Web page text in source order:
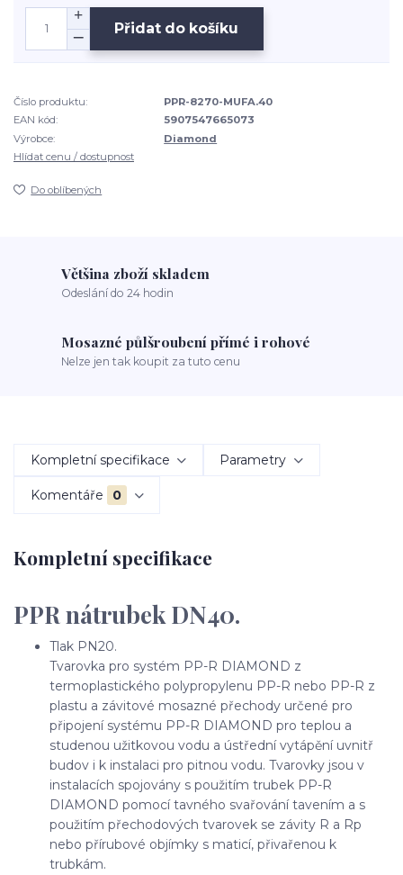
Přidat do košíku
Číslo produktu:
PPR-8270-MUFA.40
EAN kód:
5907547665073
Výrobce:
Diamond
Hlídat cenu / dostupnost
Do oblíbených
Většina zboží skladem
Odeslání do 24 hodin
Mosazné půlšroubení přímé i rohové
Nelze jen tak koupit za tuto cenu
Kompletní specifikace Parametry
Komentáře 0
Kompletní specifikace
PPR nátrubek DN40.
Tlak PN20.
Tvarovka pro systém PP-R DIAMOND z
termoplastického polypropylenu PP-R nebo PP-R z
plastu a závitové mosazné přechody určené pro
připojení systému PP-R DIAMOND pro teplou a
studenou užitkovou vodu a ústřední vytápění uvnitř
budov i k instalaci pro pitnou vodu. Tvarovky jsou v
instalacích spojovány s použitím trubek PP-R
DIAMOND pomocí tavného svařování tavením a s
použitím přechodových tvarovek se závity R a Rp
nebo přírubové objímky s maticí, přivařenou k
trubkám.